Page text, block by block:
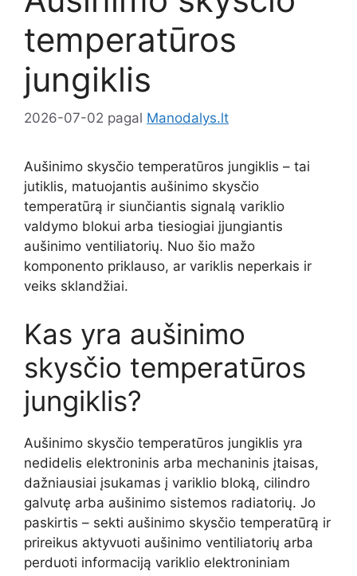
temperatūros
jungiklis
2026-07-02 pagal Manodalys.lt
Aušinimo skysčio temperatūros jungiklis – tai
jutiklis, matuojantis aušinimo skysčio
temperatūrą ir siunčiantis signalą variklio
valdymo blokui arba tiesiogiai įjungiantis
aušinimo ventiliatorių. Nuo šio mažo
komponento priklauso, ar variklis neperkais ir
veiks sklandžiai.
Kas yra aušinimo
skysčio temperatūros
jungiklis?
Aušinimo skysčio temperatūros jungiklis yra
nedidelis elektroninis arba mechaninis įtaisas,
dažniausiai įsukamas į variklio bloką, cilindro
galvutę arba aušinimo sistemos radiatorių. Jo
paskirtis – sekti aušinimo skysčio temperatūrą ir
prireikus aktyvuoti aušinimo ventiliatorių arba
perduoti informaciją variklio elektroniniam